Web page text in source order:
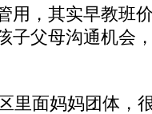
用，其实早教班
子父母沟通机会
里面妈妈团体，